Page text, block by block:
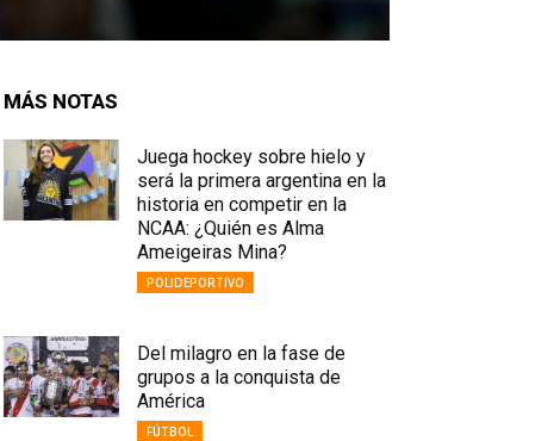
MÁS NOTAS
Juega hockey sobre hielo y
será la primera argentina en la
historia en competir en la
NCAA: ¿Quién es Alma
Ameigeiras Mina?
POLIDEPORTIVO
Del milagro en la fase de
grupos a la conquista de
América
FÚTBOL